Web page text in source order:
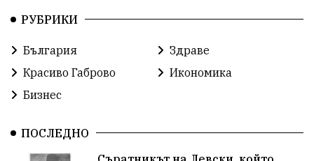
РУБРИКИ
България
Здраве
Красиво Габрово
Икономика
Бизнес
ПОСЛЕДНО